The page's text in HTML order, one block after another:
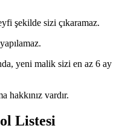
şekilde sizi çıkaramaz.
yeni malik sizi en az 6 ay
hakkınız vardır.
Listesi